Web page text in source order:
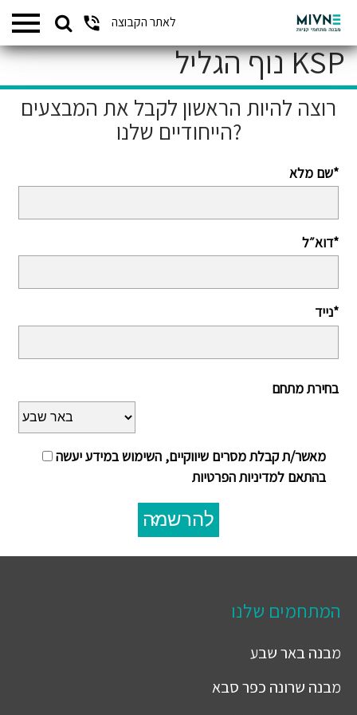
לאתר הקבוצהSearch
המתחמים שלנו
KSP נוף הגליל
רוצה להיות הראשון לקבל את המבצעים
הייחודיים שלנו?
שם מלא*
דוא״ל*
נייד*
בחירת מתחם
מאשר/ת קבלת מסרים שיווקיים, השימוש במידע יעשה
בהתאם למדיניות הפרטיות
להרשמה
המתחמים שלנו
מבנהבאר שבע
מבנה שרונה כפר סבא